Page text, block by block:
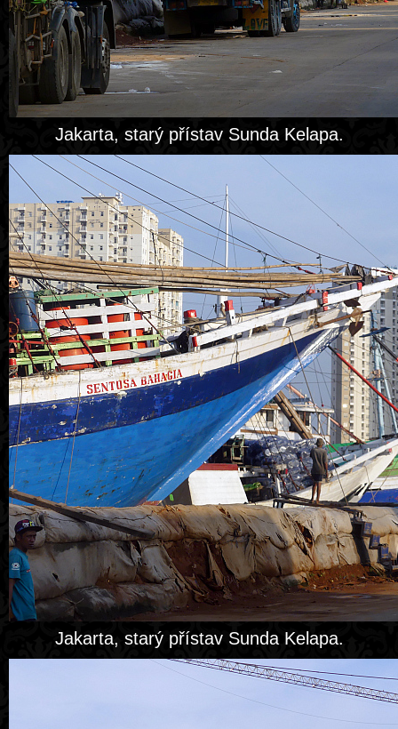
Jakarta, starý přístav Sunda Kelapa.
Jakarta, starý přístav Sunda Kelapa.